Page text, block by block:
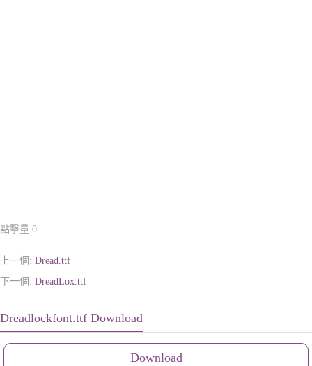
點擊量:0
上一個: Dread.ttf
下一個: DreadLox.ttf
Dreadlockfont.ttf Download
Download